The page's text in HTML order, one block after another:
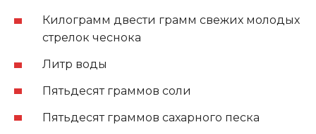
Килограмм двести грамм свежих молодых
стрелок чеснока
Литр воды
Пятьдесят граммов соли
Пятьдесят граммов сахарного песка